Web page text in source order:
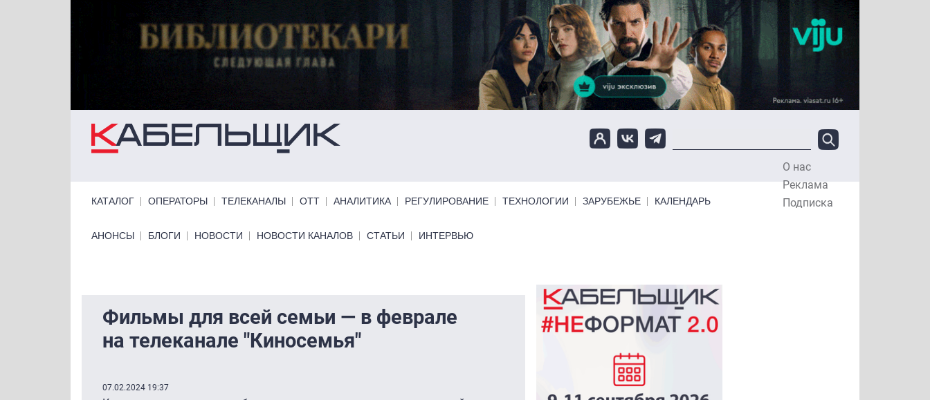
О нас
Реклама
Подписка
КАТАЛОГ ОПЕРАТОРЫ ТЕЛЕКАНАЛЫ ОТТ АНАЛИТИКА РЕГУЛИРОВАНИЕ ТЕХНОЛОГИИ ЗАРУБЕЖЬЕ КАЛЕНДАРЬ
Primary links bottom
АНОНСЫ БЛОГИ НОВОСТИ НОВОСТИ КАНАЛОВ СТАТЬИ ИНТЕРВЬЮ
Фильмы для всей семьи — в феврале
на телеканале "Киносемья"
07.02.2024 19:37